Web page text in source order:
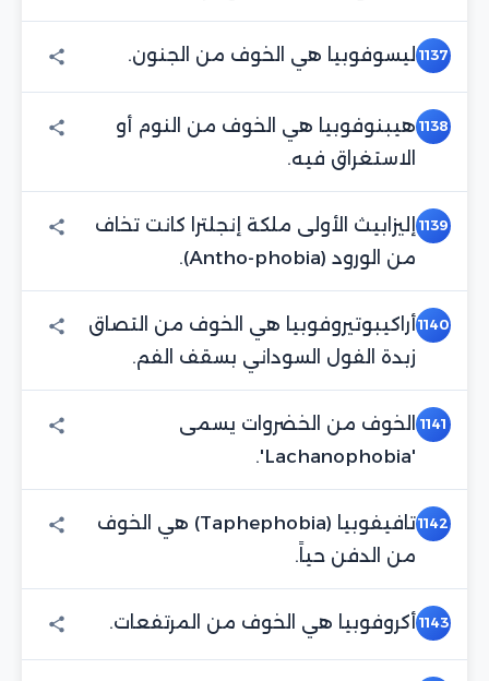
1137 ليسوفوبيا هي الخوف من الجنون.
1138 هيبنوفوبيا هي الخوف من النوم أو
الاستغراق فيه.
1139
إليزابيث الأولى ملكة إنجلترا كانت تخاف
من الورود (Antho-phobia).
1140أراكيبوتيروفوبيا هي الخوف من التصاق
زبدة الفول السوداني بسقف الفم.
1141
الخوف من الخضروات يسمى
'Lachanophobia'.
1142
تافيفوبيا (Taphephobia) هي الخوف
من الدفن حياً.
1143 أكروفوبيا هي الخوف من المرتفعات.